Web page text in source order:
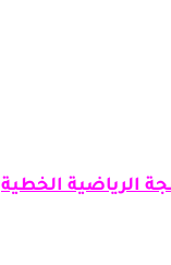
الرياضية الخطية